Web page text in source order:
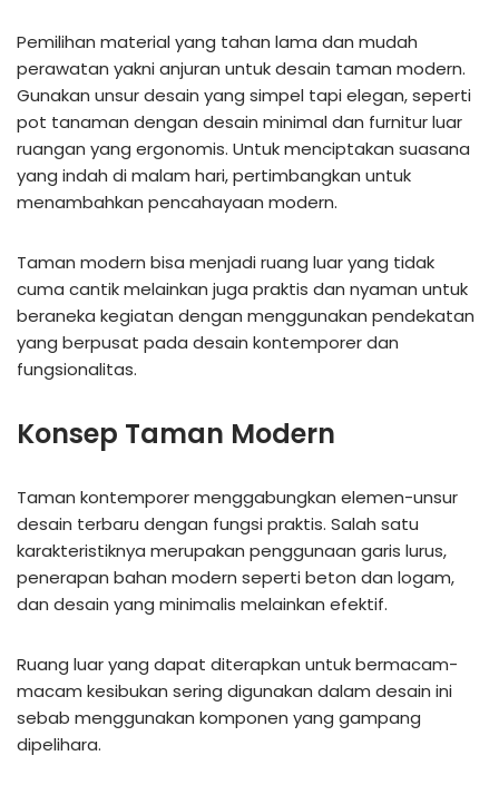
Pemilihan material yang tahan lama dan mudah
perawatan yakni anjuran untuk desain taman modern.
Gunakan unsur desain yang simpel tapi elegan, seperti
pot tanaman dengan desain minimal dan furnitur luar
ruangan yang ergonomis. Untuk menciptakan suasana
yang indah di malam hari, pertimbangkan untuk
menambahkan pencahayaan modern.
Taman modern bisa menjadi ruang luar yang tidak
cuma cantik melainkan juga praktis dan nyaman untuk
beraneka kegiatan dengan menggunakan pendekatan
yang berpusat pada desain kontemporer dan
fungsionalitas.
Konsep Taman Modern
Taman kontemporer menggabungkan elemen-unsur
desain terbaru dengan fungsi praktis. Salah satu
karakteristiknya merupakan penggunaan garis lurus,
penerapan bahan modern seperti beton dan logam,
dan desain yang minimalis melainkan efektif.
Ruang luar yang dapat diterapkan untuk bermacam-
macam kesibukan sering digunakan dalam desain ini
sebab menggunakan komponen yang gampang
dipelihara.